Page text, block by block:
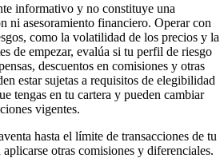
informativo y no constituye una
ni asesoramiento financiero. Operar con
como la volatilidad de los precios y la
de empezar, evalúa si tu perfil de riesgo
descuentos en comisiones y otras
estar sujetas a requisitos de elegibilidad
tengas en tu cartera y pueden cambiar
vigentes.
hasta el límite de transacciones de tu
otras comisiones y diferenciales.